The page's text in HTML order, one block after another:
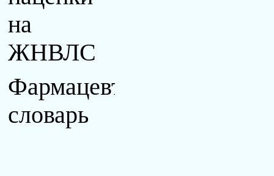
на
ЖНВЛС
Фармацевтический
словарь